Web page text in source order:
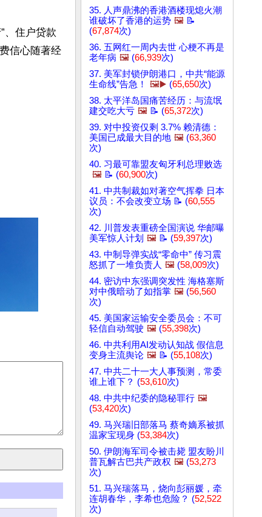
、住户贷款
信心随著经
35. 人声鼎沸的香港酒楼现熄火潮
谁破坏了香港的运势 🖼️ 📝
(67,874次)
36. 五网红一周内去世 心梗不再是
老年病 🖼️ (66,939次)
37. 美军封锁伊朗港口，中共“能源
生命线”告急！
🖼️▶️ (65,650次)
38. 太平洋岛国痛苦经历：与流氓
建交吃大亏 🖼️ 📝 (65,372次)
39. 对中投资仅剩 3.7% 赖清德：
美国已成最大目的地 🖼️ (63,360
次)
40. 习最可靠盟友匈牙利总理败选
🖼️ 📝 (60,900次)
41. 中共制裁如对著空气挥拳 日本
议员：不会改变立场 📝 (60,555
次)
42. 川普发表重磅全国演说 华邮曝
美军惊人计划 🖼️ 📝 (59,397次)
43. 中制导弹实战“零命中” 传习震
怒抓了一堆负责人 🖼️ (58,009次)
44. 密访中东强调突发性 海格塞斯
对中俄暗动了如指掌 🖼️ (56,560
次)
45. 美国家运输安全委员会：不可
轻信自动驾驶 🖼️ (55,398次)
46. 中共利用AI发动认知战 假信息
变身主流舆论 🖼️ 📝 (55,108次)
47. 中共二十一大人事预测，常委
谁上谁下？ (53,610次)
48. 中共中纪委的隐秘罪行 🖼️
(53,420次)
49. 马兴瑞旧部落马 蔡奇嫡系被抓
温家宝现身 (53,384次)
50. 伊朗海军司令被击毙 盟友盼川
普瓦解古巴共产政权 🖼️ (53,273
次)
51. 马兴瑞落马，烧向彭丽媛，牵
连胡春华，李希也危险？ (52,522
次)